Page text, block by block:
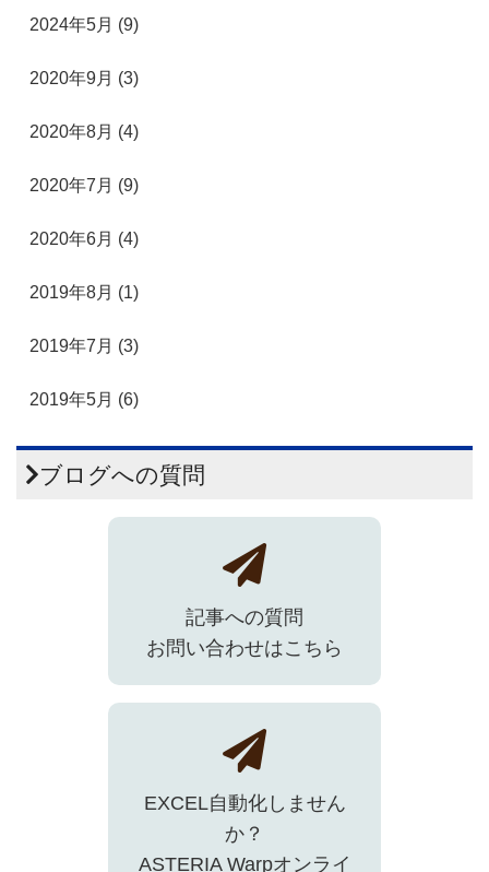
2024年5月 (9)
2020年9月 (3)
2020年8月 (4)
2020年7月 (9)
2020年6月 (4)
2019年8月 (1)
2019年7月 (3)
2019年5月 (6)
ブログへの質問
記事への質問
お問い合わせはこちら
EXCEL自動化しません
か？
ASTERIA Warpオンライ